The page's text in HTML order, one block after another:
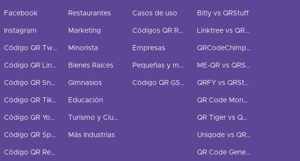
Facebook
Instagram
Código QR Twitter
Código QR LinkedIn
Código QR Snapchat
Código QR TikTok
Código QR YouTube
Código QR Spotify
Código QR Redes Sociales
Restaurantes
Marketing
Minorista
Bienes Raíces
Gimnasios
Educación
Turismo y Ciudad
Más Industrias
Casos de uso
Códigos QR Rastreados
Empresas
Pequeñas y medianas empresas
Código QR GS1 Digital Link
Bitly vs QRStuff
Linktree vs QRStuff
QRCodeChimp vs QRStuff
ME-QR vs QRStuff
QRFY vs QRStuff
QR Code Monkey vs QRStuff
QR Tiger vs QRStuff
Uniqode vs QRStuff
QR Code Generator vs QRStuff